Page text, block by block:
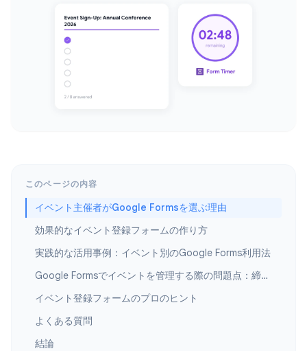
このページの内容
イベント主催者がGoogle Formsを選ぶ理由
効果的なイベント登録フォームの作り方
実践的な活用事例：イベント別のGoogle Forms利用法
Google Formsでイベントを管理する際の問題点：締め切り
イベント登録フォームのプロのヒント
よくある質問
結論